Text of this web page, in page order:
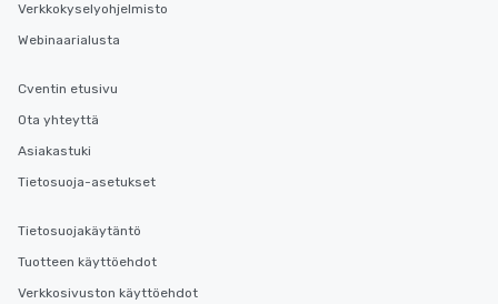
Verkkokyselyohjelmisto
Webinaarialusta
Cventin etusivu
Ota yhteyttä
Asiakastuki
Tietosuoja-asetukset
Tietosuojakäytäntö
Tuotteen käyttöehdot
Verkkosivuston käyttöehdot